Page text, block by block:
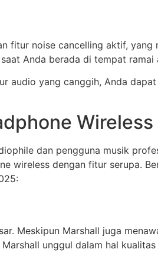
fitur noise cancelling aktif,
Anda berada di tempat
audio yang canggih, Anda
dan pengguna musik
wireless dengan fitur serupa.
Meskipun Marshall juga
unggul dalam hal